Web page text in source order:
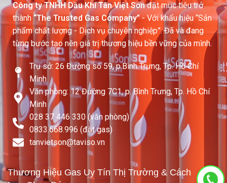
Công ty TNHH Dầu Khí Tân Việt Sơnđặt mục tiêu trở
thành “The Trusted Gas Company”- Với khẩu hiệu “Sản
phẩm chất lượng - Dịch vụ chuyên nghiệp”. Đã và đang
từng bước tạo nên giá trị thương hiệu bền vững của mình.
Trụ sở: 26 Đường số 59, p.Bình Trưng, Tp. Hồ Chí
Minh
Văn phòng: 12 Đường 7C1, p. Bình Trưng, Tp. Hồ Chí
Minh
028 37 446 330 (văn phòng)
0833.668.996 (đặt gas)
tanvietson@taviso.vn​
Thương Hiệu Gas Uy Tín Thị Trường & Cách